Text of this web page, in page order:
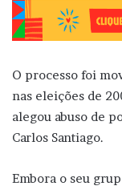
O processo foi
nas eleições de
alegou abuso de
Carlos Santiago.
Embora o seu